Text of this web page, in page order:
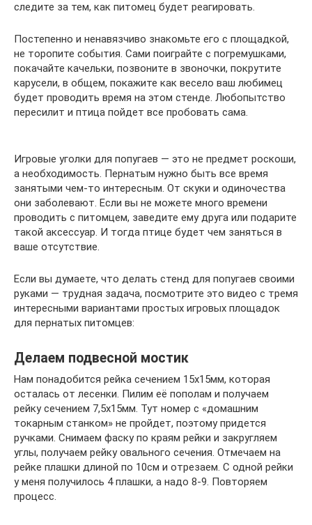
следите за тем, как питомец будет реагировать.
Постепенно и ненавязчиво знакомьте его с площадкой,
не торопите события. Сами поиграйте с погремушками,
покачайте качельки, позвоните в звоночки, покрутите
карусели, в общем, покажите как весело ваш любимец
будет проводить время на этом стенде. Любопытство
пересилит и птица пойдет все пробовать сама.
Игровые уголки для попугаев — это не предмет роскоши,
а необходимость. Пернатым нужно быть все время
занятыми чем-то интересным. От скуки и одиночества
они заболевают. Если вы не можете много времени
проводить с питомцем, заведите ему друга или подарите
такой аксессуар. И тогда птице будет чем заняться в
ваше отсутствие.
Если вы думаете, что делать стенд для попугаев своими
руками — трудная задача, посмотрите это видео с тремя
интересными вариантами простых игровых площадок
для пернатых питомцев:
Делаем подвесной мостик
Нам понадобится рейка сечением 15х15мм, которая
осталась от лесенки. Пилим её пополам и получаем
рейку сечением 7,5х15мм. Тут номер с «домашним
токарным станком» не пройдет, поэтому придется
ручками. Снимаем фаску по краям рейки и закругляем
углы, получаем рейку овального сечения. Отмечаем на
рейке плашки длиной по 10см и отрезаем. С одной рейки
у меня получилось 4 плашки, а надо 8-9. Повторяем
процесс.